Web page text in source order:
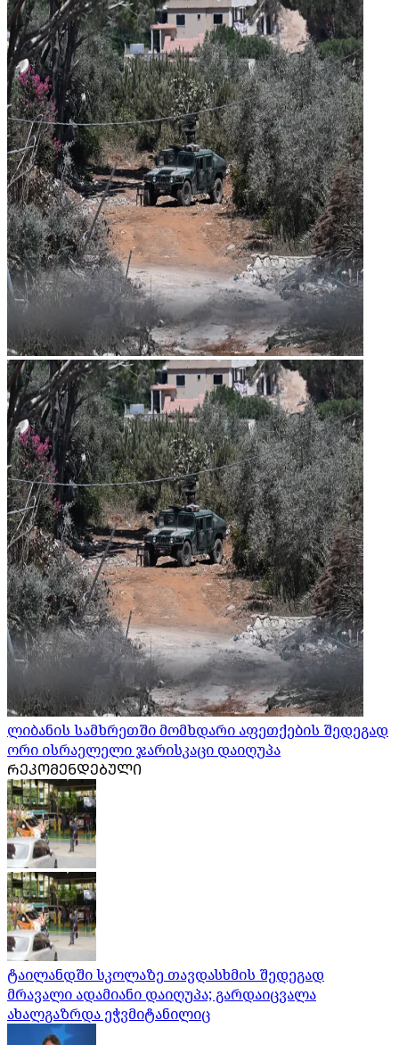
ლიბანის სამხრეთში მომხდარი აფეთქების შედეგად
ორი ისრაელელი ჯარისკაცი დაიღუპა
ᲠᲔᲙᲝᲛᲔᲜᲓᲔᲑᲣᲚᲘ
ტაილანდში სკოლაზე თავდასხმის შედეგად
მრავალი ადამიანი დაიღუპა; გარდაიცვალა
ახალგაზრდა ეჭვმიტანილიც